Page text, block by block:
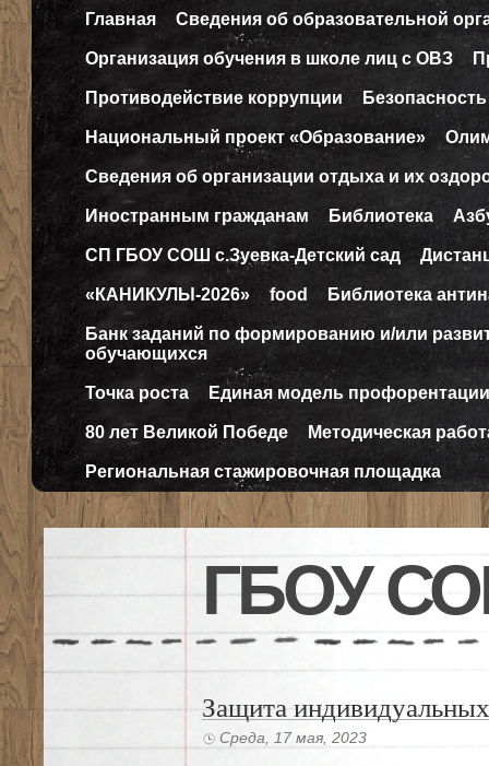
Главная Сведения об образовательной
Организация обучения в школе лиц с ОВЗ
Противодействие коррупции Безопасность
Национальный проект «Образование»
Сведения об организации отдыха и их
Иностранным гражданам Библиотека
СП ГБОУ СОШ с.Зуевка-Детский сад
«КАНИКУЛЫ-2026» food Библиотека
Банк заданий по формированию и/или
обучающихся
Точка роста Единая модель профорентации
80 лет Великой Победе Методическая
Региональная стажировочная площадка
ГБОУ
Защита
Среда, 17 мая, 2023